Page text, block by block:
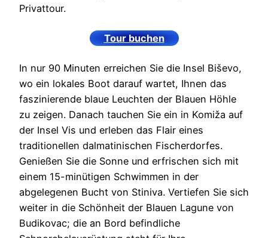
Privattour.
Tour buchen
In nur 90 Minuten erreichen Sie die Insel Biševo,
wo ein lokales Boot darauf wartet, Ihnen das
faszinierende blaue Leuchten der Blauen Höhle
zu zeigen. Danach tauchen Sie ein in Komiža auf
der Insel Vis und erleben das Flair eines
traditionellen dalmatinischen Fischerdorfes.
Genießen Sie die Sonne und erfrischen sich mit
einem 15-minütigen Schwimmen in der
abgelegenen Bucht von Stiniva. Vertiefen Sie sich
weiter in die Schönheit der Blauen Lagune von
Budikovac; die an Bord befindliche